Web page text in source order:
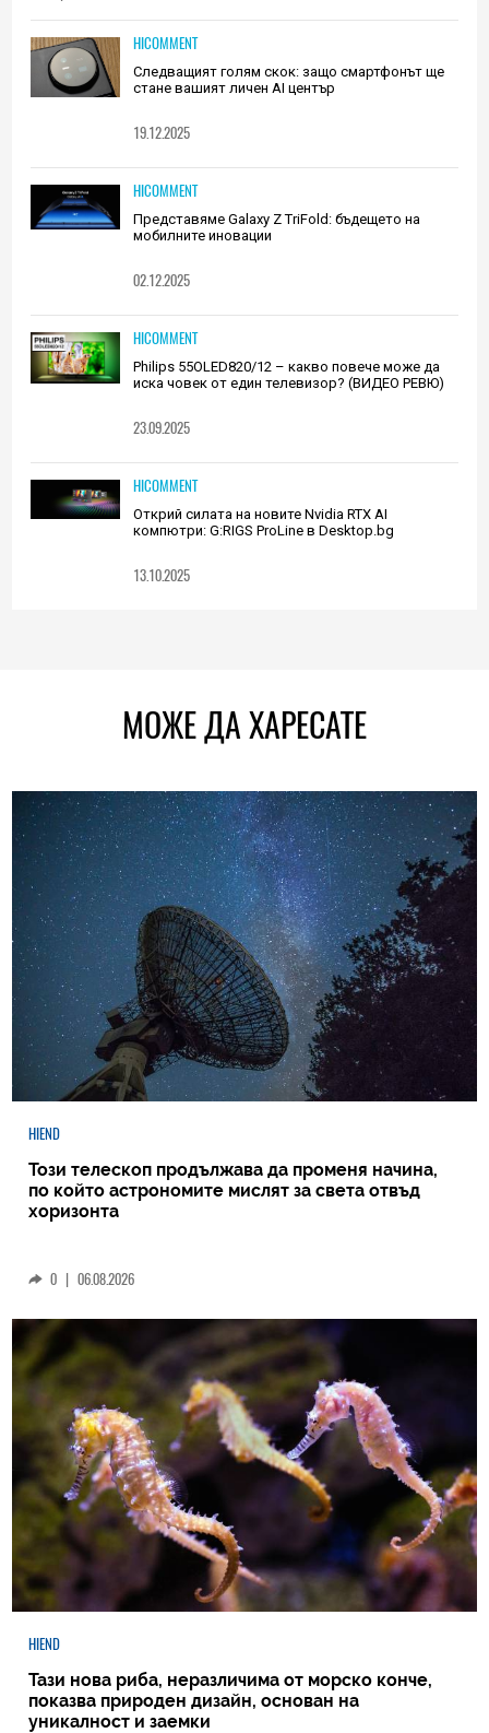
HICOMMENT
Следващият голям скок: защо смартфонът ще
стане вашият личен AI център
19.12.2025
HICOMMENT
Представяме Galaxy Z TriFold: бъдещето на
мобилните иновации
02.12.2025
HICOMMENT
Philips 55OLED820/12 – какво повече може да
иска човек от един телевизор? (ВИДЕО РЕВЮ)
23.09.2025
HICOMMENT
Открий силата на новите Nvidia RTX AI
компютри: G:RIGS ProLine в Desktop.bg
13.10.2025
МОЖЕ ДА ХАРЕСАТЕ
HIEND
Този телескоп продължава да променя начина,
по който астрономите мислят за света отвъд
хоризонта
0 | 06.08.2026
HIEND
Тази нова риба, неразличима от морско конче,
показва природен дизайн, основан на
уникалност и заемки